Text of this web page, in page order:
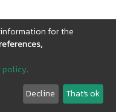
งองค์การบริหารส่วนตำบล
จังหวัดพะเยา ประชากรที่
ชาชนผู้มีสิทธิเลือกตั้งอายุ
คน เครื่องมือที่ใช้ ได้แก่
นการวิเคราะห์ข้อมูล ได้แก่
เฉลี่ย ค่าเบี่ยงเบนมาตรฐาน
และ f-test ถ้าพบความ
2026
End User
Send
Feedback
for the
policy.
Decline That's ok